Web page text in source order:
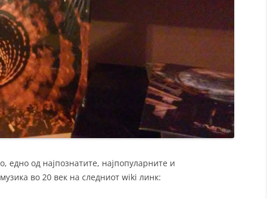
едно од најпознатите, најпопуларните и
во 20 век на следниот wiki линк: